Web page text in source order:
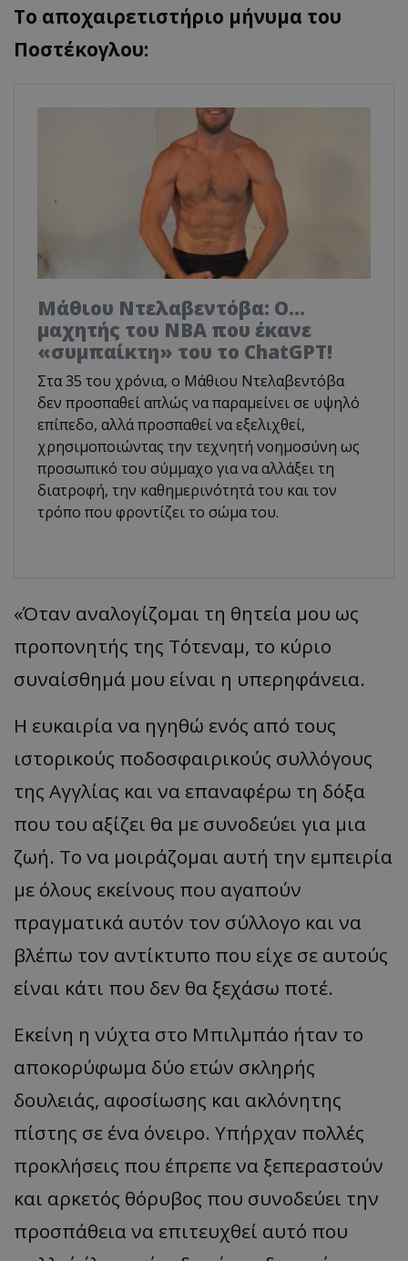
Το αποχαιρετιστήριο μήνυμα του
Ποστέκογλου:
Μάθιου Ντελαβεντόβα: Ο…
μαχητής του NBA που έκανε
«συμπαίκτη» του το ChatGPT!
Στα 35 του χρόνια, ο Μάθιου Ντελαβεντόβα
δεν προσπαθεί απλώς να παραμείνει σε υψηλό
επίπεδο, αλλά προσπαθεί να εξελιχθεί,
χρησιμοποιώντας την τεχνητή νοημοσύνη ως
προσωπικό του σύμμαχο για να αλλάξει τη
διατροφή, την καθημερινότητά του και τον
τρόπο που φροντίζει το σώμα του.
«Όταν αναλογίζομαι τη θητεία μου ως
προπονητής της Τότεναμ, το κύριο
συναίσθημά μου είναι η υπερηφάνεια.
Η ευκαιρία να ηγηθώ ενός από τους
ιστορικούς ποδοσφαιρικούς συλλόγους
της Αγγλίας και να επαναφέρω τη δόξα
που του αξίζει θα με συνοδεύει για μια
ζωή. Το να μοιράζομαι αυτή την εμπειρία
με όλους εκείνους που αγαπούν
πραγματικά αυτόν τον σύλλογο και να
βλέπω τον αντίκτυπο που είχε σε αυτούς
είναι κάτι που δεν θα ξεχάσω ποτέ.
Εκείνη η νύχτα στο Μπιλμπάο ήταν το
αποκορύφωμα δύο ετών σκληρής
δουλειάς, αφοσίωσης και ακλόνητης
πίστης σε ένα όνειρο. Υπήρχαν πολλές
προκλήσεις που έπρεπε να ξεπεραστούν
και αρκετός θόρυβος που συνοδεύει την
προσπάθεια να επιτευχθεί αυτό που